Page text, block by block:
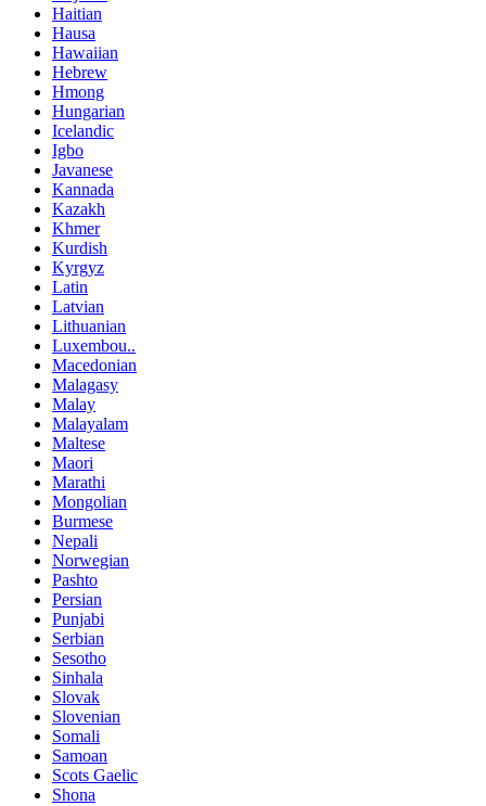
Haitian
Hausa
Hawaiian
Hebrew
Hmong
Hungarian
Icelandic
Igbo
Javanese
Kannada
Kazakh
Khmer
Kurdish
Kyrgyz
Latin
Latvian
Lithuanian
Luxembou..
Macedonian
Malagasy
Malay
Malayalam
Maltese
Maori
Marathi
Mongolian
Burmese
Nepali
Norwegian
Pashto
Persian
Punjabi
Serbian
Sesotho
Sinhala
Slovak
Slovenian
Somali
Samoan
Scots Gaelic
Shona